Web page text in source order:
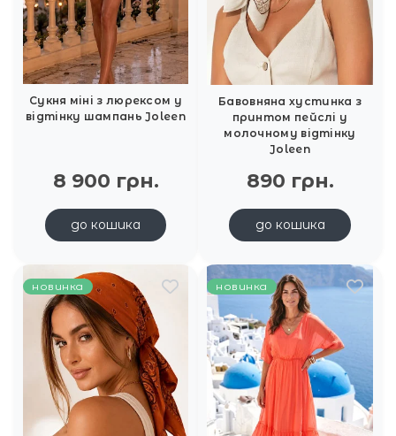
Сукня міні з люрексом у
відтінку шампань Joleen
8 900 грн.
до кошика
Бавовняна хустинка з
принтом пейслі у
молочному відтінку
Joleen
890 грн.
до кошика
новинка новинка